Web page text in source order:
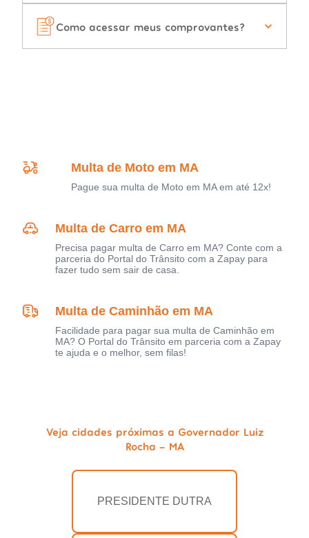
Como acessar meus comprovantes?
Multa de Moto em MA
Pague sua multa de Moto em MA em até 12x!
Multa de Carro em MA
Precisa pagar multa de Carro em MA? Conte com a
parceria do Portal do Trânsito com a Zapay para
fazer tudo sem sair de casa.
Multa de Caminhão em MA
Facilidade para pagar sua multa de Caminhão em
MA? O Portal do Trânsito em parceria com a Zapay
te ajuda e o melhor, sem filas!
Veja cidades próximas a Governador Luiz
Rocha - MA
PRESIDENTE DUTRA